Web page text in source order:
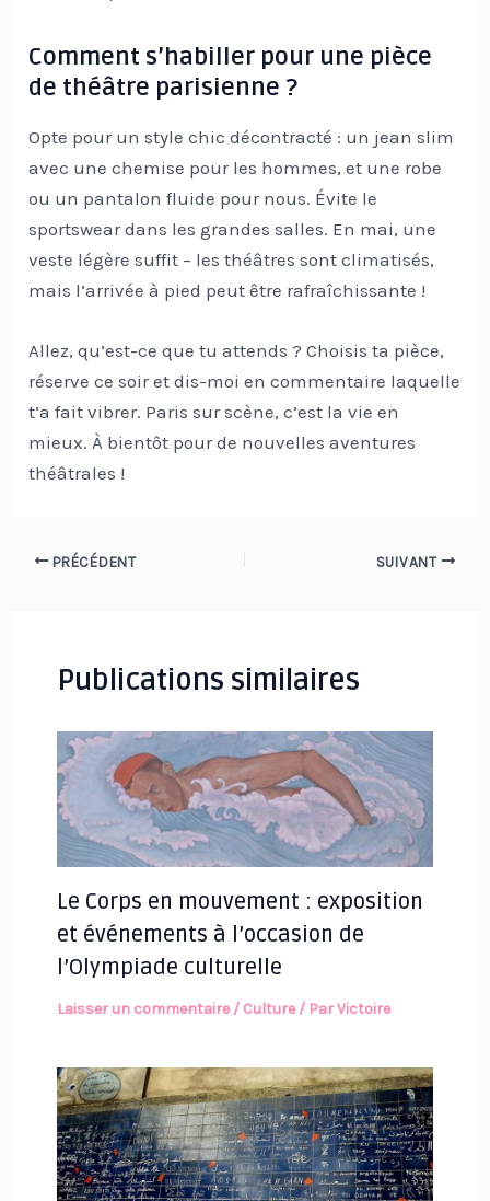
Comment s’habiller pour une pièce
de théâtre parisienne ?
Opte pour un style chic décontracté : un jean slim
avec une chemise pour les hommes, et une robe
ou un pantalon fluide pour nous. Évite le
sportswear dans les grandes salles. En mai, une
veste légère suffit – les théâtres sont climatisés,
mais l’arrivée à pied peut être rafraîchissante !
Allez, qu’est-ce que tu attends ? Choisis ta pièce,
réserve ce soir et dis-moi en commentaire laquelle
t’a fait vibrer. Paris sur scène, c’est la vie en
mieux. À bientôt pour de nouvelles aventures
théâtrales !
Navigation
PRÉCÉDENT SUIVANT
Publications similaires
Le Corps en mouvement : exposition
et événements à l’occasion de
l’Olympiade culturelle
Laisser un commentaire / Culture/ ParVictoire